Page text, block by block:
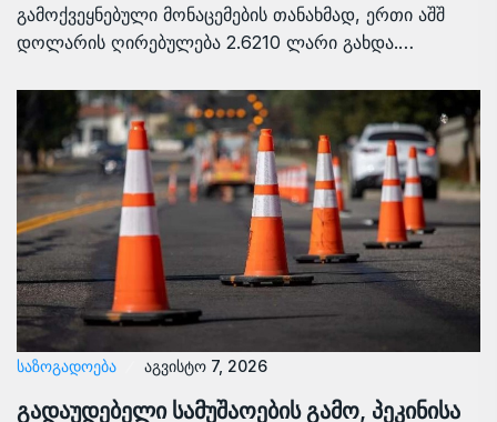
გამოქვეყნებული მონაცემების თანახმად, ერთი აშშ
დოლარის ღირებულება 2.6210 ლარი გახდა.…
ᲡᲐᲖᲝᲒᲐᲓᲝᲔᲑᲐ აგვისტო 7, 2026
გადაუდებელი სამუშაოების გამო, პეკინისა